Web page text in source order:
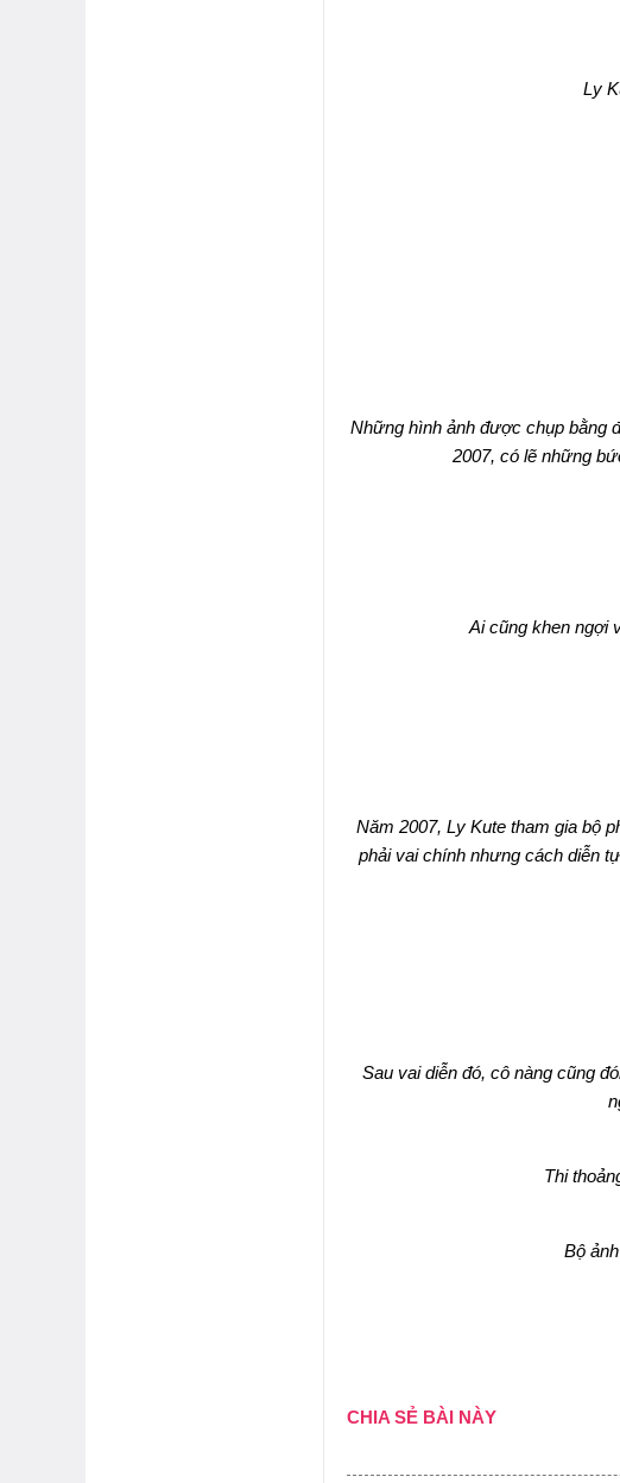
Ly
Những hình ảnh được chụp bằng
2007, có lẽ những
Ai cũng khen ngợi
Năm 2007, Ly Kute tham gia bộ
phải vai chính nhưng cách diễn
Sau vai diễn đó, cô nàng cũng
Thi
Bộ
CHIA SẺ BÀI NÀY